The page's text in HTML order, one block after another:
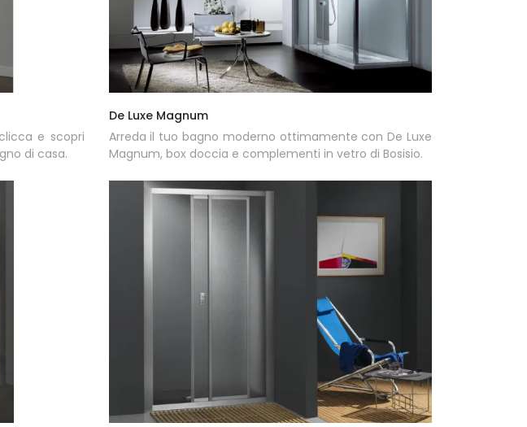
e scopri
di casa.
De Luxe Magnum
Arreda il tuo bagno moderno ottimamente con De Luxe
Magnum, box doccia e complementi in vetro di Bosisio.